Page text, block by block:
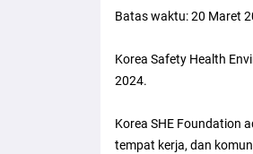
Batas waktu: 20 Maret
Korea Safety Health
2024.
Korea SHE Foundation
tempat kerja, dan